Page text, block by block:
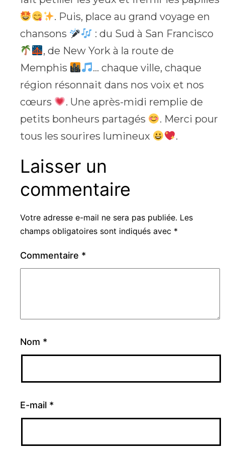
. Puis, place au grand voyage en
chansons
: du Sud à San Francisco
, de New York à la route de
Memphis
… chaque ville, chaque
région résonnait dans nos voix et nos
cœurs
. Une après-midi remplie de
petits bonheurs partagés
. Merci pour
tous les sourires lumineux
.
Laisser un
commentaire
Votre adresse e-mail ne sera pas publiée. Les
champs obligatoires sont indiqués avec *
Commentaire *
Nom *
E-mail *